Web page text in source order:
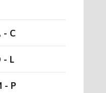
- C
- L
- P